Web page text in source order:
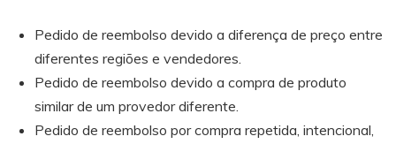
Pedido de reembolso devido a diferença de preço entre
diferentes regiões e vendedores.
Pedido de reembolso devido a compra de produto
similar de um provedor diferente.
Pedido de reembolso por compra repetida, intencional,